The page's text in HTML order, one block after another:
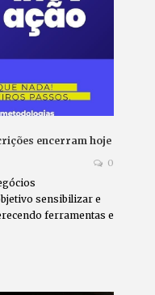
encerram hoje
0
sensibilizar e
ferramentas e